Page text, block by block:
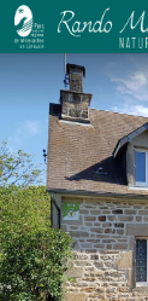
Chas lo Fustier